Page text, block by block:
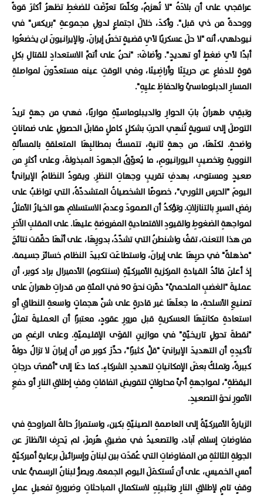
عراقجي على أن بلادَهُ "لا تُهزمُ، وكلّمَا تعرّضَت للضغطِ تظهرُ أكثرَ قوةً
ووحدةً من ذي قبل". وأكدَ، خلالَ اجتماعٍ لدولِ مجموعةِ "بريكس" في
نيودلهي، أنه "لا حلَ عسكريًا لأيِ قضيةٍ تخصُ إيرانَ، والإيرانيونَ لن يخضعُوا
أبدًا لأيِ ضغطٍ أو تهديدٍ". وأضافَ: "نحنُ على أتمِّ الاستعدادِ للقتالِ بكلِ
قوةٍ للدفاعِ عن حريتِنَا وأراضِينَا، وفي الوقتِ عينه مستعدّونَ لمواصلةِ
المسارِ الدبلوماسيِّ والحفاظِ عليِهِ".
وتبقِي طهرانُ بابَ الحوارِ والديبلوماسيّةِ مواربًا، فهي من جهةٍ تريدُ
التوصلَ إلى تسويةٍ تُنهِي الحربَ بشكلٍ كاملٍ مقابلَ الحصولِ على ضماناتٍ
واضحةٍ. لكنَهَا، من جهةٍ ثانيةٍ، تتمسكُ بمطالبِهَا المتعلقةِ بالمسألةِ
النوويةِ وتخصيبِ اليورانيومِ، ما يُعوّقُ الجهودَ المبذولةَ، وعلى أكثرِ من
صعيدٍ ومستوى، بهدفِ تقريبِ وجهاتِ النظرِ. ويقودُ النظامُ الإيرانيُّ
اليومَ "الحرس الثوري"، خصوصًا الشخصياتُ المتشددّةُ، التي تواظبُ على
رفضِ السيرِ بالتنازلاتِ. وتؤكدُ أن الصمودَ وعدمَ الاستسلامِ هو الخيارُ الأمثلُ
لمواجهةِ الضغوطِ والقيودِ الاقتصاديةِ المفروضةِ عليهَا. على المقلبِ الآخرِ
من هذا التعنت، تقفُ واشنطنُ التي تشدّدُ، بدورِهَا، على أنَهَا حقّقت نتائجَ
"مذهلةً" في حربِهَا على إيرانَ، واستطاعَت تكبيدَ النظام خسائرَ جسيمة.
إذ أعلنَ قائدُ القيادةِ المركزيةِ الأميركيّةِ (سنتكوم) الأدميرال براد كوبر، أن
عمليةَ "الغضبِ الملحميِّ" دمّرت نحوَ 90 في المئةِ من قدراتِ طهرانَ على
تصنيعِ الأسلحةِ، ما جعلَهَا غير قادرةٍ على شنِّ هجماتٍ واسعةِ النطاقِ أو
استعادةِ مكانتِهَا العسكريةِ قبل مرورِ عقودٍ، معتبرًا أن العمليةَ تمثلُ
"نقطةَ تحولٍ تاريخيّةٍ" في موازينِ القوَى الإقليميّةِ. وعلى الرغمِ من
تأكيدِهِ أن التهديدَ الإيرانيَ "قلَّ كثيرًا"، حذّرَ كوبر من أن إيرانَ لا تزالُ دولةً
كبيرةً، وتملكُ بعضَ الإمكانياتِ لتهديدِ الشركاءِ. كما دعَا إلى "أقصَى درجاتِ
اليقظةِ"، لمواجهةِ أيِّ محاولاتٍ لتقويضِ اتفاقاتِ وقفِ إطلاقِ النارِ أو دفعِ
الأمورِ نحوَ التصعيدِ.
الزيارةُ الأميركيّةُ إلى العاصمةِ الصينيّةِ بكين، واستمرارُ حالةُ المراوحةِ في
مفاوضاتِ إسلام آباد، والتصعيدُ في مضيقِ هُرمزَ، لم يَحرِف الأنظارَ عن
الجولةِ الثالثةِ من المفاوضاتِ التي عُقدَت بين لبنانَ وإسرائيلَ برعايةٍ أميركيّةٍ
أمسِ الخميسِ، على أن تُستكمَلَ اليوم الجمعة. ويصرُّ لبنانُ الرسميُّ على
وقفٍ تامٍ لإطلاقِ النارِ وتثبيتِهِ لاستكمالِ المباحثاتِ وضرورةِ تفعيلِ عملِ